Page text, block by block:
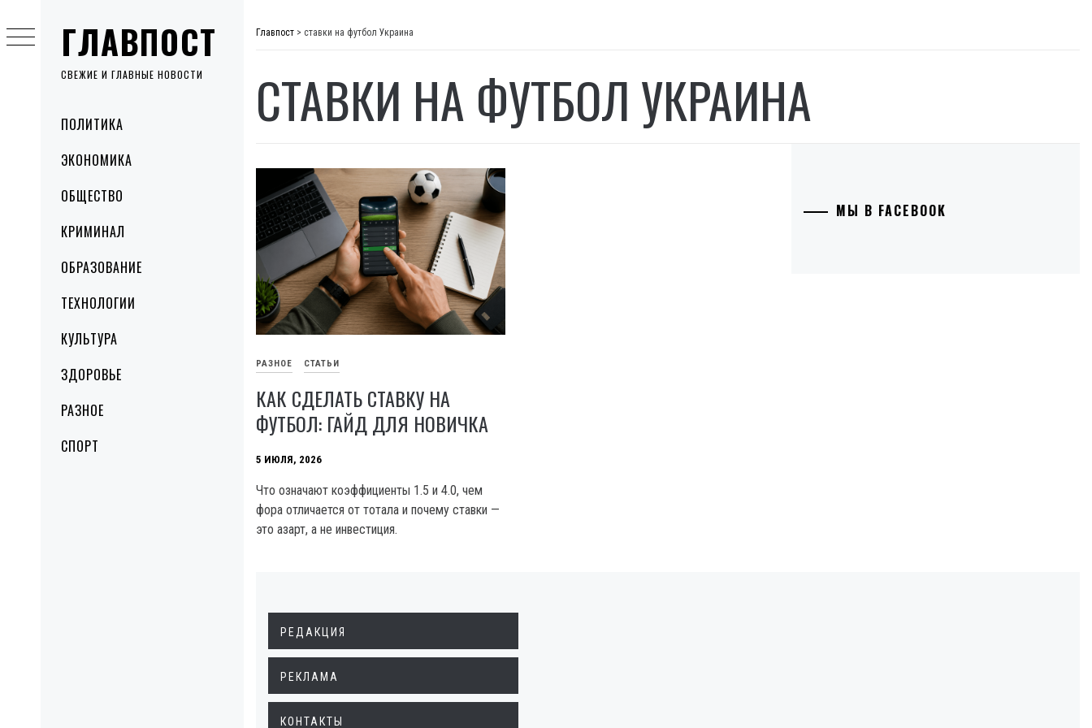
ГЛАВПОСТ
СВЕЖИЕ И ГЛАВНЫЕ НОВОСТИ
MenuПОЛИТИКА
ЭКОНОМИКА
ОБЩЕСТВО
КРИМИНАЛ
ОБРАЗОВАНИЕ
ТЕХНОЛОГИИ
КУЛЬТУРА
ЗДОРОВЬЕ
РАЗНОЕ
СПОРТ
to
content
Главпост > ставки на футбол Украина
СТАВКИ НА ФУТБОЛ УКРАИНА
РАЗНОЕ СТАТЬИ
КАК СДЕЛАТЬ СТАВКУ НА
ФУТБОЛ: ГАЙД ДЛЯ НОВИЧКА
5 ИЮЛЯ, 2026
Что означают коэффициенты 1.5 и 4.0, чем
фора отличается от тотала и почему ставки —
это азарт, а не инвестиция.
МЫ В FACEBOOK
РЕДАКЦИЯ
РЕКЛАМА
КОНТАКТЫ